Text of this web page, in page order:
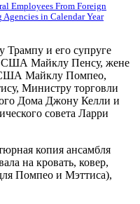
Employees From Foreign
in Calendar Year
Трампу и его супруге
США Майклу Пенсу, жене
США Майклу Помпео,
Министру торговли
Дома Джону Келли и
совета Ларри
копия ансамбля
на кровать, ковер,
Помпео и Мэттиса),